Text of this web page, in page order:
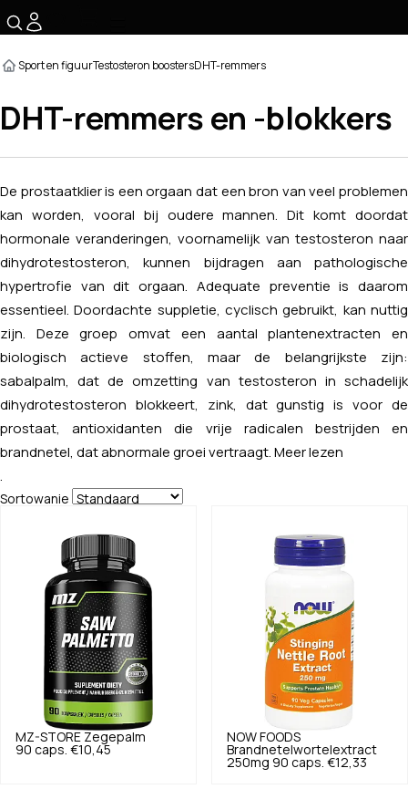
Sport en figuurTestosteron boostersDHT-remmers
DHT-remmers en -blokkers
De prostaatklier is een orgaan dat een bron van veel problemen
kan worden, vooral bij oudere mannen. Dit komt doordat
hormonale veranderingen, voornamelijk van testosteron naar
dihydrotestosteron, kunnen bijdragen aan pathologische
hypertrofie van dit orgaan. Adequate preventie is daarom
essentieel. Doordachte suppletie, cyclisch gebruikt, kan nuttig
zijn. Deze groep omvat een aantal plantenextracten en
biologisch actieve stoffen, maar de belangrijkste zijn:
sabalpalm, dat de omzetting van testosteron in schadelijk
dihydrotestosteron blokkeert, zink, dat gunstig is voor de
prostaat, antioxidanten die vrije radicalen bestrijden en
brandnetel, dat abnormale groei vertraagt. Meer lezen
Sortowanie
MZ-STORE Zegepalm
90 caps. €10,45
NOW FOODS
Brandnetelwortelextract
250mg 90 caps. €12,33